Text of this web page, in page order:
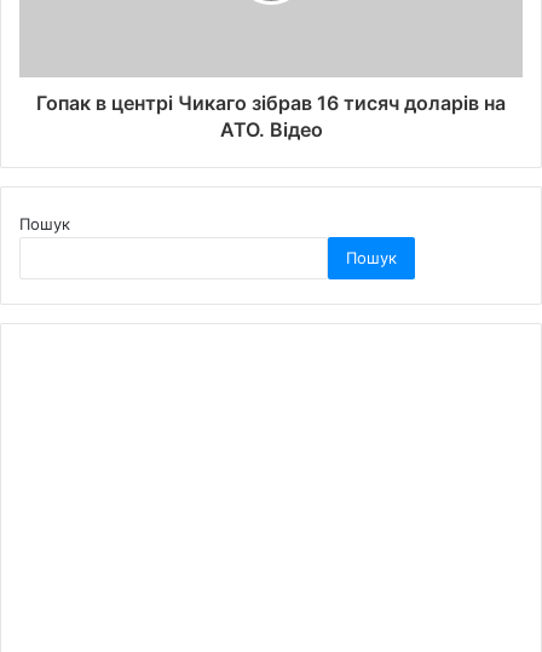
Гопак в центрі Чикаго зібрав 16 тисяч доларів на
АТО. Відео
Пошук
Пошук